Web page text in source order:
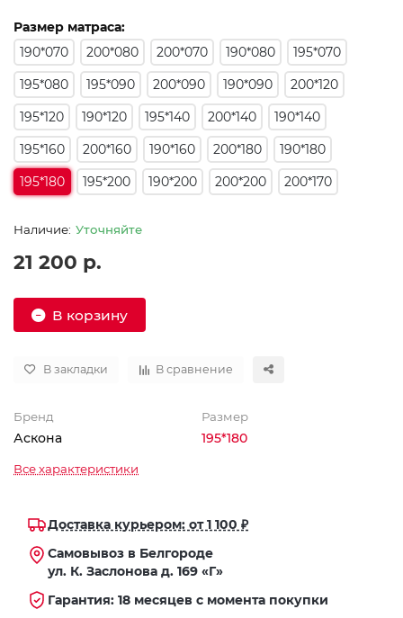
Размер матраса:
190*070
200*080 200*070 190*080
195*070
195*080
195*090 200*090 190*090
200*120
195*120
190*120 195*140 200*140
190*140
195*160
200*160 190*160 200*180
190*180
195*180
195*200 190*200 200*200 200*170
Уточняйте
21 200 р.
В корзину
В закладки В сравнение
Бренд
Аскона
Размер
195*180
Все характеристики
Доставка курьером: от 1 100 ₽
Самовывоз в Белгороде
ул. К. Заслонова д. 169 «Г»
Гарантия: 18 месяцев с момента покупки